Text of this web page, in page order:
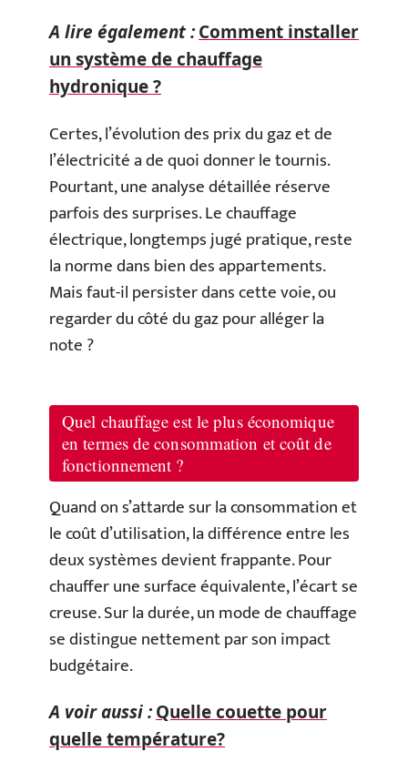
A lire également :Comment installer
un système de chauffage
hydronique ?
Certes, l’évolution des prix du gaz et de
l’électricité a de quoi donner le tournis.
Pourtant, une analyse détaillée réserve
parfois des surprises. Le chauffage
électrique, longtemps jugé pratique, reste
la norme dans bien des appartements.
Mais faut-il persister dans cette voie, ou
regarder du côté du gaz pour alléger la
note ?
Quel chauffage est le plus économique
en termes de consommation et coût de
fonctionnement ?
Quand on s’attarde sur la consommation et
le coût d’utilisation, la différence entre les
deux systèmes devient frappante. Pour
chauffer une surface équivalente, l’écart se
creuse. Sur la durée, un mode de chauffage
se distingue nettement par son impact
budgétaire.
A voir aussi :Quelle couette pour
quelle température?